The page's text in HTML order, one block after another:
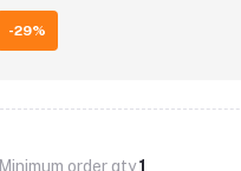
-29%
Minimum order qty1